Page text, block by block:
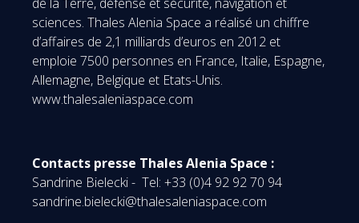
sciences. Thales Alenia Space a réalisé un chiffre
d’affaires de 2,1 milliards d’euros en 2012 et
emploie 7500 personnes en France, Italie, Espagne,
Allemagne, Belgique et Etats-Unis.
www.thalesaleniaspace.com
Contacts presse Thales Alenia Space :
Sandrine Bielecki - Tel: +33 (0)4 92 92 70 94
sandrine.bielecki@thalesaleniaspace.com